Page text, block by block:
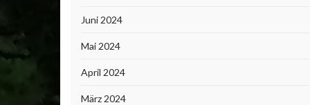
Juni 2024
Mai 2024
April 2024
März 2024